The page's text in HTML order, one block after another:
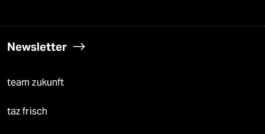
Newsletter
team zukunft
taz frisch